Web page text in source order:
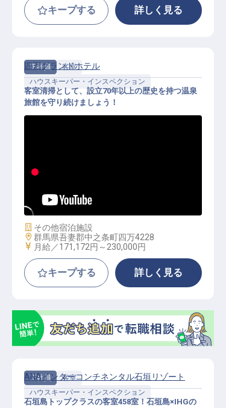
キープする 詳しく見る
正社員
客室
ハウスキーパー・インスペクション
残業月平均23h／U・Iターン歓迎
四万グランドホテル
客室清掃として、設立70年以上の歴史を持つ温泉
旅館を守り続けましょう！
施設業態
その他宿泊施設
勤務地
群馬県吾妻郡中之条町四万4228
給与
月給／171,172円～ 230,000円
キープする 詳しく見る
正社員
客室
ハウスキーパー・インスペクション
ANAインターコンチネンタル石垣リゾート
石垣島トップクラスの客室458室！石垣島×IHGの